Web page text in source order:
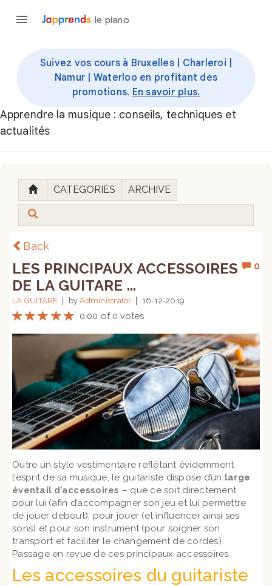
le piano
Suivez vos cours à Bruxelles | Charleroi |
Namur | Waterloo en profitant des
promotions. En savoir plus.
Apprendre la musique : conseils, techniques et
actualités
CATEGORIES ARCHIVE
Back
0
LES PRINCIPAUX ACCESSOIRES
DE LA GUITARE ...
LA GUITARE byAdministrator 16-12-2019
0.00 of 0 votes
Outre un style vestimentaire reflétant évidemment
l’esprit de sa musique, le guitariste dispose d’un large
éventail d’accessoires – que ce soit directement
pour lui (afin d’accompagner son jeu et lui permettre
de jouer debout), pour jouer (et influencer ainsi ses
sons) et pour son instrument (pour soigner son
transport et faciliter le changement de cordes).
Passage en revue de ces principaux accessoires.
Les accessoires du guitariste